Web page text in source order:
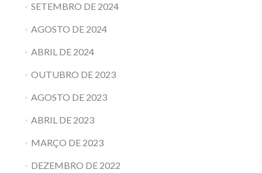
SETEMBRO DE 2024
AGOSTO DE 2024
ABRIL DE 2024
OUTUBRO DE 2023
AGOSTO DE 2023
ABRIL DE 2023
MARÇO DE 2023
DEZEMBRO DE 2022